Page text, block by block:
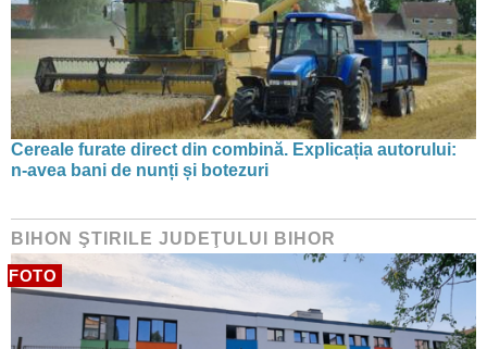
Cereale furate direct din combină. Explicația autorului:
n-avea bani de nunți și botezuri
BIHON ŞTIRILE JUDEŢULUI BIHOR
FOTO